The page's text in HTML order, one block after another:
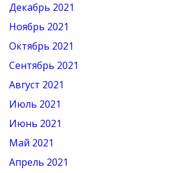
Декабрь 2021
Ноябрь 2021
Октябрь 2021
Сентябрь 2021
Август 2021
Июль 2021
Июнь 2021
Май 2021
Апрель 2021